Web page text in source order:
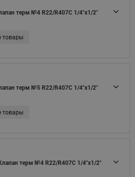
терм №4 R22/R407C 1/4"x1/2"
товары
терм №5 R22/R407C 1/4"x1/2"
товары
терм №4 R22/R407C 1/4"x1/2"